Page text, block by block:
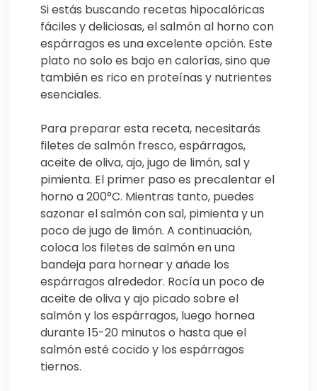
Si estás buscando recetas hipocalóricas
fáciles y deliciosas, el salmón al horno con
espárragos es una excelente opción. Este
plato no solo es bajo en calorías, sino que
también es rico en proteínas y nutrientes
esenciales.
Para preparar esta receta, necesitarás
filetes de salmón fresco, espárragos,
aceite de oliva, ajo, jugo de limón, sal y
pimienta. El primer paso es precalentar el
horno a 200°C. Mientras tanto, puedes
sazonar el salmón con sal, pimienta y un
poco de jugo de limón. A continuación,
coloca los filetes de salmón en una
bandeja para hornear y añade los
espárragos alrededor. Rocía un poco de
aceite de oliva y ajo picado sobre el
salmón y los espárragos, luego hornea
durante 15-20 minutos o hasta que el
salmón esté cocido y los espárragos
tiernos.